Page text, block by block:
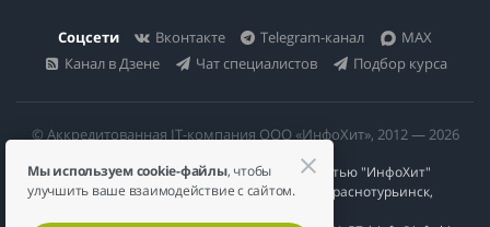
Соцсети Вконтакте Telegram-канал
MAX
Канал в Дзене
Чат специалистов Подбор курса
© Аккредитованная IT-компания ООО «ИнфоХит», 2012 — 2026
Общество с ограниченной ответственностью "ИнфоХит"
624446, Россия, Свердловская область, г. Краснотурьинск,
Мы используем cookie-файлы, чтобы
улучшить ваше взаимодействие с сайтом.